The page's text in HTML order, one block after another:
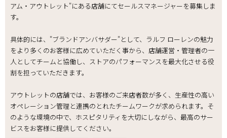
アム・アウトレット"にある店舗にてセールスマネージャーを募集しま
す。
具体的には、"ブランドアンバサダー"として、ラルフ ローレンの魅力
をより多くのお客様に広めていただく事から、店舗運営・管理者の一
人としてチームと協働し、ストアのパフォーマンスを最大化させる役
割を担っていただきます。
アウトレットの店舗では、お客様のご来店者数が多く、生産性の高い
オペレーション管理と連携のとれたチームワークが求められます。そ
のような環境の中で、ホスピタリティを大切にしながら、最高のサー
ビスをお客様に提供してください。